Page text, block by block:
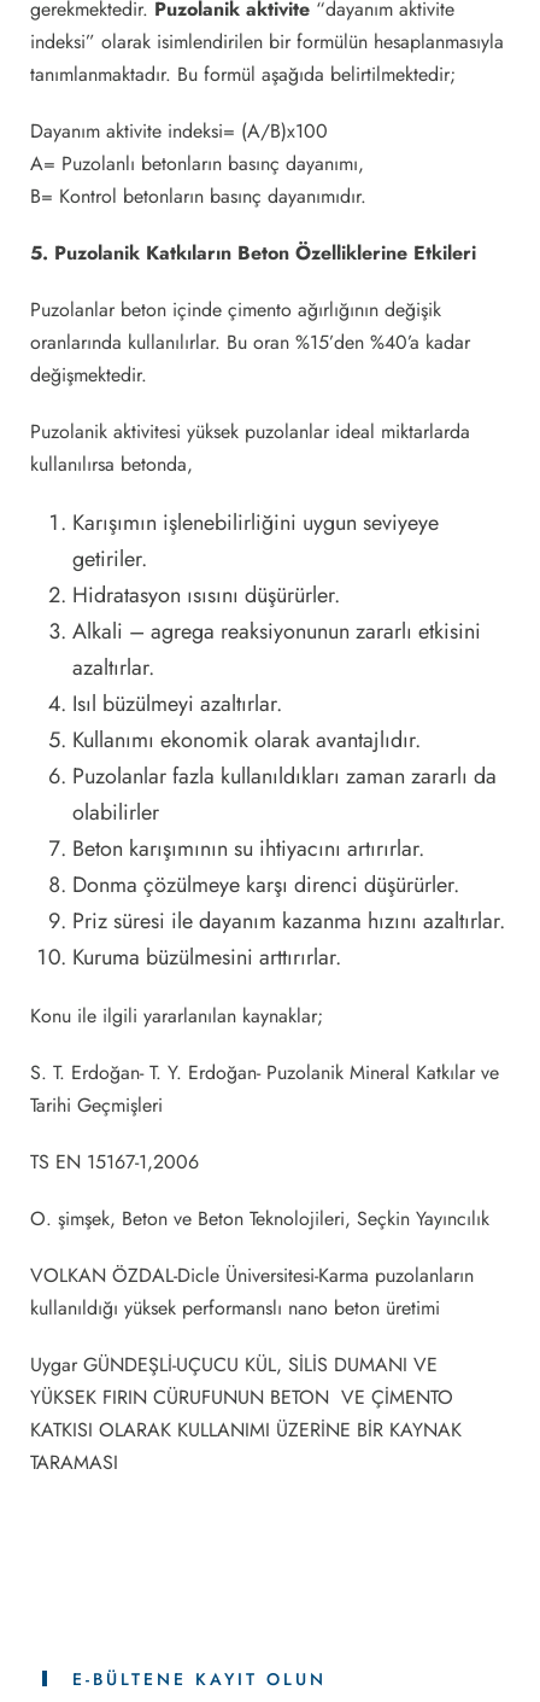
gerekmektedir. Puzolanik aktivite “dayanım aktivite
indeksi” olarak isimlendirilen bir formülün hesaplanmasıyla
tanımlanmaktadır. Bu formül aşağıda belirtilmektedir;
Dayanım aktivite indeksi= (A/B)x100
A= Puzolanlı betonların basınç dayanımı,
B= Kontrol betonların basınç dayanımıdır.
5. Puzolanik Katkıların Beton Özelliklerine Etkileri
Puzolanlar beton içinde çimento ağırlığının değişik
oranlarında kullanılırlar. Bu oran %15’den %40’a kadar
değişmektedir.
Puzolanik aktivitesi yüksek puzolanlar ideal miktarlarda
kullanılırsa betonda,
Karışımın işlenebilirliğini uygun seviyeye
getiriler.
Hidratasyon ısısını düşürürler.
Alkali – agrega reaksiyonunun zararlı etkisini
azaltırlar.
Isıl büzülmeyi azaltırlar.
Kullanımı ekonomik olarak avantajlıdır.
Puzolanlar fazla kullanıldıkları zaman zararlı da
olabilirler
Beton karışımının su ihtiyacını artırırlar.
Donma çözülmeye karşı direnci düşürürler.
Priz süresi ile dayanım kazanma hızını azaltırlar.
Kuruma büzülmesini arttırırlar.
Konu ile ilgili yararlanılan kaynaklar;
S. T. Erdoğan- T. Y. Erdoğan- Puzolanik Mineral Katkılar ve
Tarihi Geçmişleri
TS EN 15167-1,2006
O. şimşek, Beton ve Beton Teknolojileri, Seçkin Yayıncılık
VOLKAN ÖZDAL-Dicle Üniversitesi-Karma puzolanların
kullanıldığı yüksek performanslı nano beton üretimi
Uygar GÜNDEŞLİ-UÇUCU KÜL, SİLİS DUMANI VE
YÜKSEK FIRIN CÜRUFUNUN BETON VE ÇİMENTO
KATKISI OLARAK KULLANIMI ÜZERİNE BİR KAYNAK
TARAMASI
E-BÜLTENE KAYIT OLUN